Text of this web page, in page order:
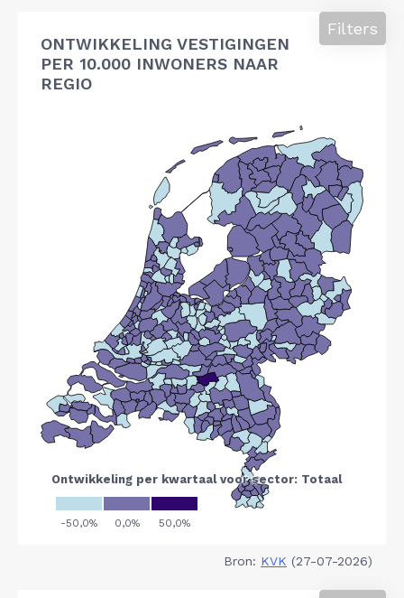
ONTWIKKELING VESTIGINGEN
PER 10.000 INWONERS NAAR
REGIO
Filters
Bron: KVK (27-07-2026)